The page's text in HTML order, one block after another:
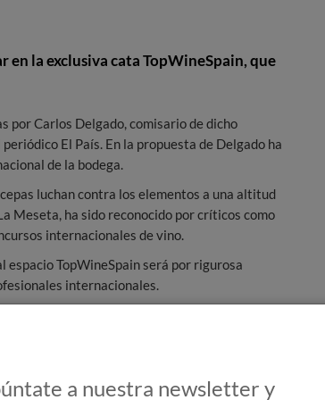
la exclusiva cata TopWineSpain, que
por Carlos Delgado, comisario de dicho
El País. En la propuesta de Delgado ha
de la bodega.
luchan contra los elementos a una altitud
Meseta, ha sido reconocido por críticos como
internacionales de vino.
espacio TopWineSpain será por rigurosa
internacionales.
a nuestra newsletter y